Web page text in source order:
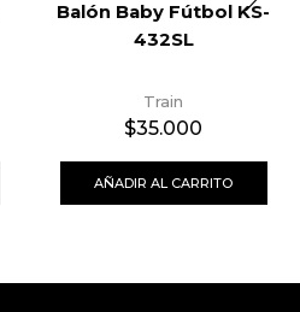
Balón Baby Fútbol KS-
432SL
Train
$35.000
AÑADIR AL CARRITO